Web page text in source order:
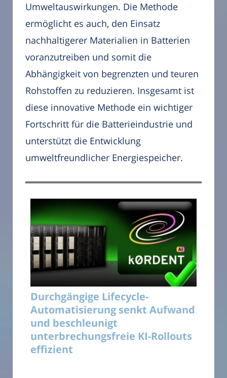
Umweltauswirkungen. Die Methode
ermöglicht es auch, den Einsatz
nachhaltigerer Materialien in Batterien
voranzutreiben und somit die
Abhängigkeit von begrenzten und teuren
Rohstoffen zu reduzieren. Insgesamt ist
diese innovative Methode ein wichtiger
Fortschritt für die Batterieindustrie und
unterstützt die Entwicklung
umweltfreundlicher Energiespeicher.
Durchgängige Lifecycle-
Automatisierung senkt Aufwand
und beschleunigt
unterbrechungsfreie KI-Rollouts
effizient